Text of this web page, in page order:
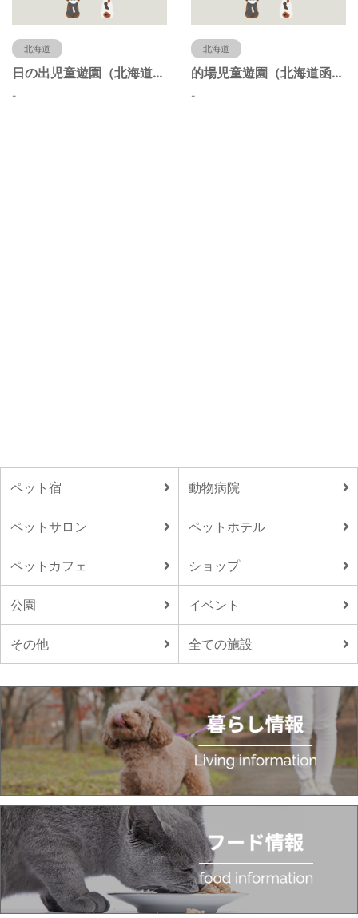
北海道
日の出児童遊園（北海道函館市）
-
北海道
的場児童遊園（北海道函館市）
-
ペット宿 動物病院
ペットサロン ペットホテル
ペットカフェ ショップ
公園 イベント
その他 全ての施設